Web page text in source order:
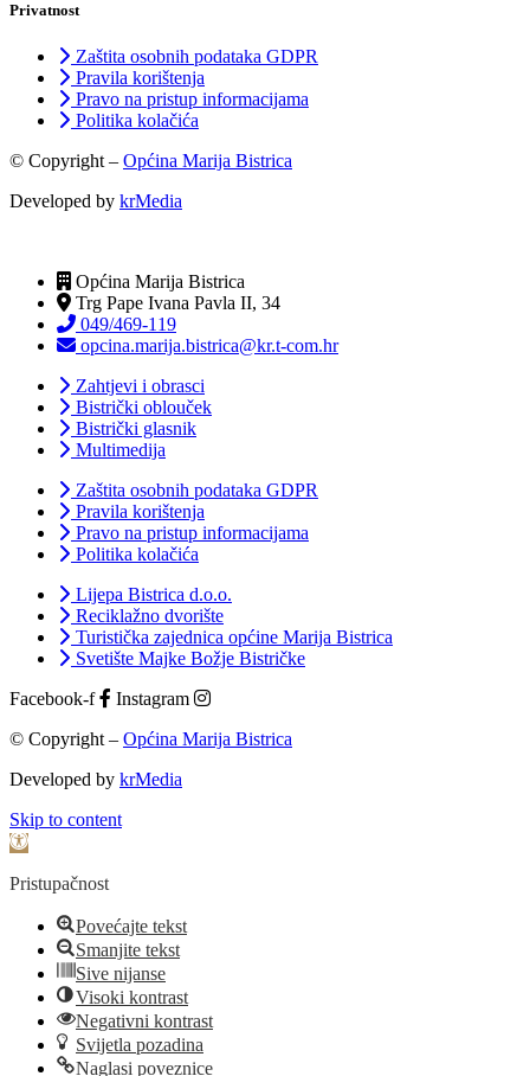
Privatnost
Zaštita osobnih podataka GDPR
Pravila korištenja
Pravo na pristup informacijama
Politika kolačića
© Copyright – Općina Marija Bistrica
Developed by krMedia
Općina Marija Bistrica
Trg Pape Ivana Pavla II, 34
049/469-119
opcina.marija.bistrica@kr.t-com.hr
Zahtjevi i obrasci
Bistrički oblouček
Bistrički glasnik
Multimedija
Zaštita osobnih podataka GDPR
Pravila korištenja
Pravo na pristup informacijama
Politika kolačića
Lijepa Bistrica d.o.o.
Reciklažno dvorište
Turistička zajednica općine Marija Bistrica
Svetište Majke Božje Bistričke
Facebook-f
Instagram
© Copyright – Općina Marija Bistrica
Developed by krMedia
Skip to content
Open toolbar
Pristupačnost
Povećajte tekst
Smanjite tekst
Sive nijanse
Visoki kontrast
Negativni kontrast
Svijetla pozadina
Naglasi poveznice